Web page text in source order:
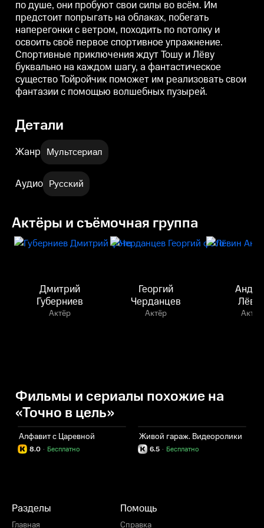
Тойройчик поможет им
реализовать свои фантазии с
помощью волшебных пузырей.
Тойройчик поможет им
реализовать свои фантазии с
помощью волшебных пузырей.
по душе, они пробуют свои силы во всём. Им
предстоит попрыгать на облаках, побегать
наперегонки с ветром, походить по потолку и
освоить своё первое спортивное упражнение.
Спортивные приключения ждут Тошу и Лёву
буквально на каждом шагу, а фантастическое
существо Тойройчик поможет им реализовать свои
фантазии с помощью волшебных пузырей.
Детали
Жанр Мультсериал
Аудио Русский
Актёры и съёмочная группа
Дмитрий
Губерниев
Актёр
Георгий
Черданцев
Актёр Актёр
Фильмы и сериалы похожие на
«Точно в цель»
Алфавит с Царевной
8.0 Бесплатно
·
Живой гараж. Видеоролики
6.5 Бесплатно
·
Разделы
Главная
Помощь
Справка